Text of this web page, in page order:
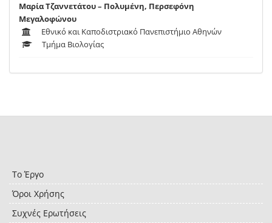
Μαρία Τζαννετάτου – Πολυμένη, Περσεφόνη
Μεγαλοφώνου
Εθνικό και Καποδιστριακό Πανεπιστήμιο Αθηνών
Τμήμα Βιολογίας
Το Έργο
Όροι Χρήσης
Συχνές Ερωτήσεις